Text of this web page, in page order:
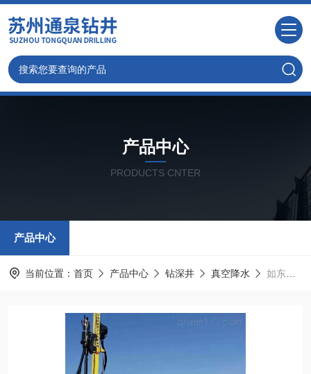
产品中心
PRODUCTS CNTER
产品中心
当前位置： 首页 产品中心 钻深井 真空降水 如东打降水井，值得信赖